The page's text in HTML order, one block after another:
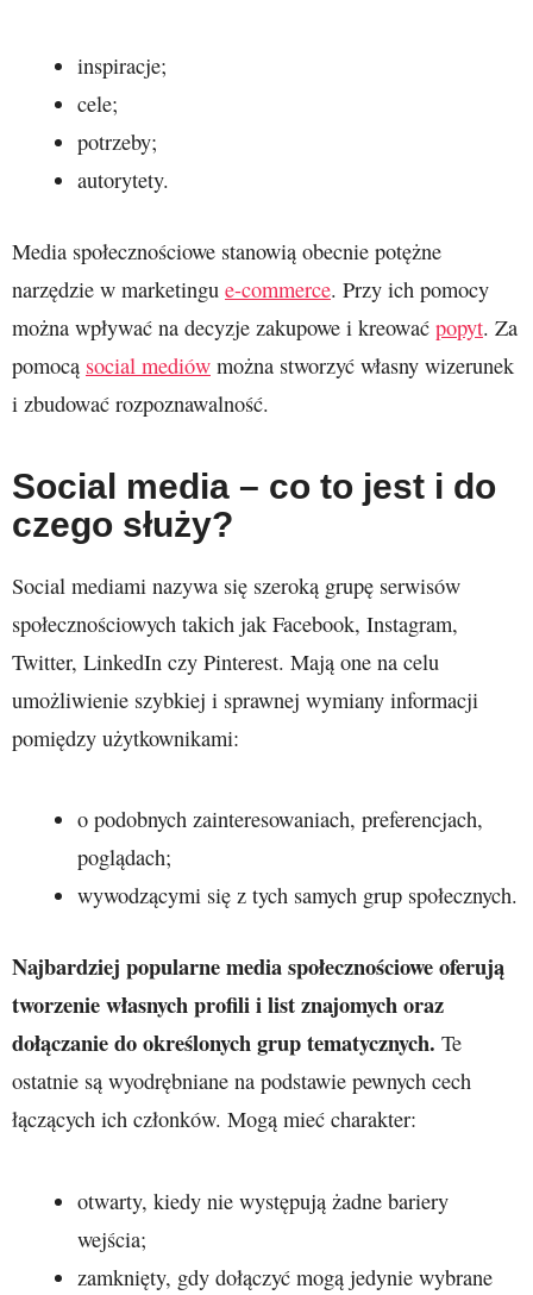
inspiracje;
cele;
potrzeby;
autorytety.
Media społecznościowe stanowią obecnie potężne
narzędzie w marketingu e-commerce. Przy ich pomocy
można wpływać na decyzje zakupowe i kreować popyt. Za
pomocą social mediów można stworzyć własny wizerunek
i zbudować rozpoznawalność.
Social media – co to jest i do
czego służy?
Social mediami nazywa się szeroką grupę serwisów
społecznościowych takich jak Facebook, Instagram,
Twitter, LinkedIn czy Pinterest. Mają one na celu
umożliwienie szybkiej i sprawnej wymiany informacji
pomiędzy użytkownikami:
o podobnych zainteresowaniach, preferencjach,
poglądach;
wywodzącymi się z tych samych grup społecznych.
Najbardziej popularne media społecznościowe oferują
tworzenie własnych profili i list znajomych oraz
dołączanie do określonych grup tematycznych. Te
ostatnie są wyodrębniane na podstawie pewnych cech
łączących ich członków. Mogą mieć charakter:
otwarty, kiedy nie występują żadne bariery
wejścia;
zamknięty, gdy dołączyć mogą jedynie wybrane